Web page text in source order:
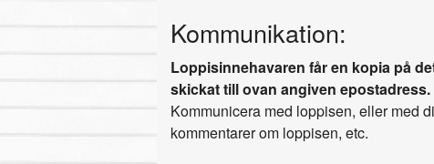
Kommunikation:
Loppisinnehavaren får en kopia på
skickat till ovan angiven epostadress.
Kommunicera med loppisen, eller med
kommentarer om loppisen, etc.